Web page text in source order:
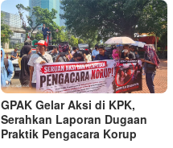
GPAK Gelar Aksi di KPK,
Serahkan Laporan Dugaan
Praktik Pengacara Korup